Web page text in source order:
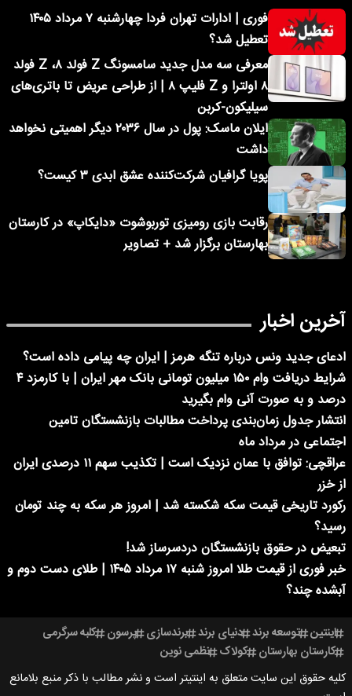
فوری | ادارات تهران فردا چهارشنبه ۷ مرداد ۱۴۰۵
تعطیل شد؟
معرفی سه مدل جدید سامسونگ Z فولد ۸، Z فولد
۸ اولترا و Z فلیپ ۸ | از طراحی عریض تا باتری‌های
سیلیکون-کربن
ایلان ماسک: پول در سال ۲۰۳۶ دیگر اهمیتی نخواهد
داشت
پویا گرافیان شرکت‌کننده عشق ابدی ۳ کیست؟
رقابت بازی رومیزی توربوشوت «دایکاپ» در کارستان
بهارستان برگزار شد + تصاویر
آخرین اخبار
ادعای جدید ونس درباره تنگه هرمز | ایران چه پیامی داده است؟
شرایط دریافت وام ۱۵۰ میلیون تومانی بانک مهر ایران | با کارمزد ۴
درصد و به صورت آنی وام بگیرید
انتشار جدول زمان‌بندی پرداخت مطالبات بازنشستگان تامین
اجتماعی در مرداد ماه
عراقچی: توافق با عمان نزدیک است | تکذیب سهم ۱۱ درصدی ایران
از خزر
رکورد تاریخی قیمت سکه شکسته شد | امروز هر سکه به چند تومان
رسید؟
تبعیض در حقوق بازنشستگان دردسرساز شد!
خبر فوری از قیمت طلا امروز شنبه ۱۷ مرداد ۱۴۰۵ | طلای دست دوم و
آبشده چند؟
اینتین توسعه برند دنیای برند برندسازی پرسون کلبه سرگرمی
کارستان بهارستان کولاک نظمی نوین
کلیه حقوق این سایت متعلق به اینتیتر است و نشر مطالب با ذکر منبع بلامانع